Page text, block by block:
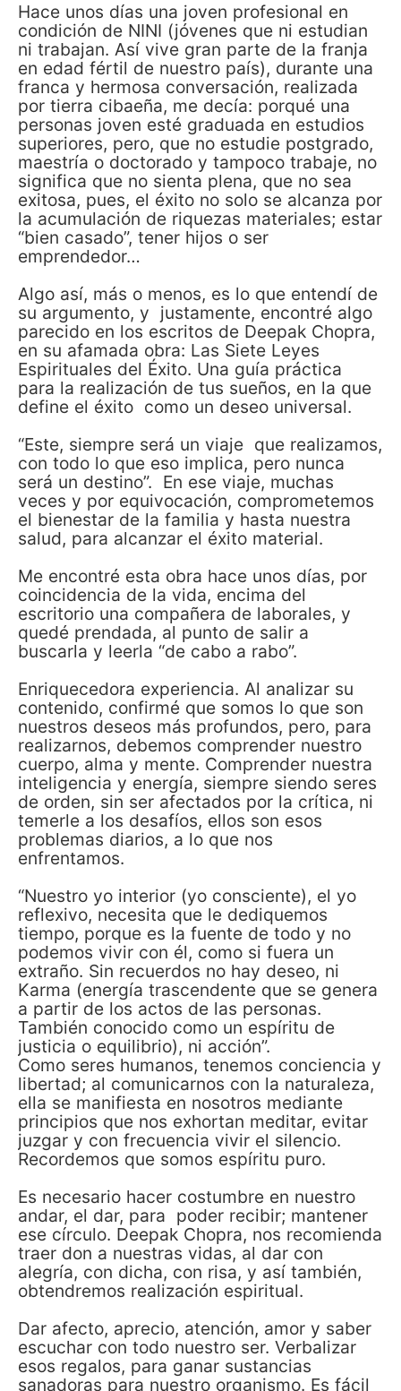
Hace unos días una joven profesional en
condición de NINI (jóvenes que ni estudian
ni trabajan. Así vive gran parte de la franja
en edad fértil de nuestro país), durante una
franca y hermosa conversación, realizada
por tierra cibaeña, me decía: porqué una
personas joven esté graduada en estudios
superiores, pero, que no estudie postgrado,
maestría o doctorado y tampoco trabaje, no
significa que no sienta plena, que no sea
exitosa, pues, el éxito no solo se alcanza por
la acumulación de riquezas materiales; estar
“bien casado”, tener hijos o ser
emprendedor…
Algo así, más o menos, es lo que entendí de
su argumento, y justamente, encontré algo
parecido en los escritos de Deepak Chopra,
en su afamada obra: Las Siete Leyes
Espirituales del Éxito. Una guía práctica
para la realización de tus sueños, en la que
define el éxito como un deseo universal.
“Este, siempre será un viaje que realizamos,
con todo lo que eso implica, pero nunca
será un destino”. En ese viaje, muchas
veces y por equivocación, comprometemos
el bienestar de la familia y hasta nuestra
salud, para alcanzar el éxito material.
Me encontré esta obra hace unos días, por
coincidencia de la vida, encima del
escritorio una compañera de laborales, y
quedé prendada, al punto de salir a
buscarla y leerla “de cabo a rabo”.
Enriquecedora experiencia. Al analizar su
contenido, confirmé que somos lo que son
nuestros deseos más profundos, pero, para
realizarnos, debemos comprender nuestro
cuerpo, alma y mente. Comprender nuestra
inteligencia y energía, siempre siendo seres
de orden, sin ser afectados por la crítica, ni
temerle a los desafíos, ellos son esos
problemas diarios, a lo que nos
enfrentamos.
“Nuestro yo interior (yo consciente), el yo
reflexivo, necesita que le dediquemos
tiempo, porque es la fuente de todo y no
podemos vivir con él, como si fuera un
extraño. Sin recuerdos no hay deseo, ni
Karma (energía trascendente que se genera
a partir de los actos de las personas.
También conocido como un espíritu de
justicia o equilibrio), ni acción”.
Como seres humanos, tenemos conciencia y
libertad; al comunicarnos con la naturaleza,
ella se manifiesta en nosotros mediante
principios que nos exhortan meditar, evitar
juzgar y con frecuencia vivir el silencio.
Recordemos que somos espíritu puro.
Es necesario hacer costumbre en nuestro
andar, el dar, para poder recibir; mantener
ese círculo. Deepak Chopra, nos recomienda
traer don a nuestras vidas, al dar con
alegría, con dicha, con risa, y así también,
obtendremos realización espiritual.
Dar afecto, aprecio, atención, amor y saber
escuchar con todo nuestro ser. Verbalizar
esos regalos, para ganar sustancias
sanadoras para nuestro organismo. Es fácil